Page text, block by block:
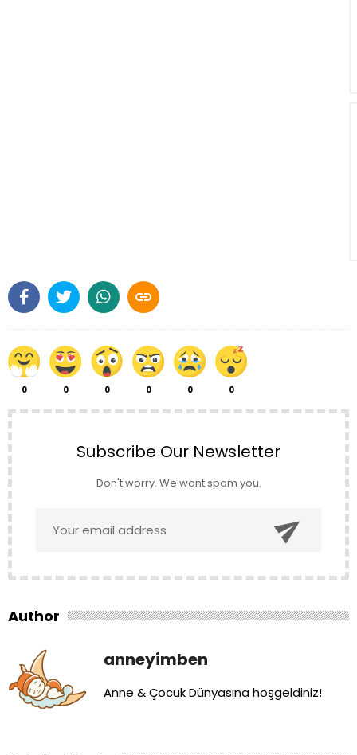

0 0 0 0 0 0
Subscribe Our Newsletter
Don't worry. We wont spam you.

Author
anneyimben
Anne & Çocuk Dünyasına hoşgeldiniz!